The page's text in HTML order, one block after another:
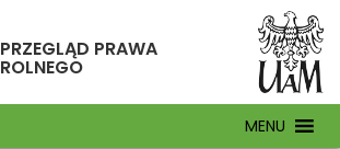
PRZEGLĄD PRAWA
ROLNEGO
MENU